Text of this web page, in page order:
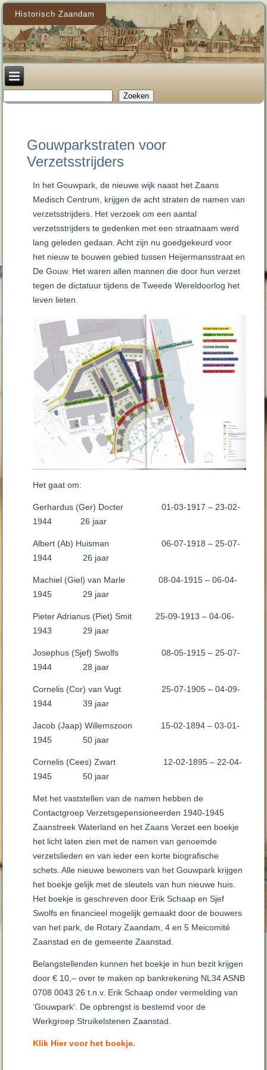
Historisch Zaandam
Zoeken
Gouwparkstraten voor
Verzetsstrijders
In het Gouwpark, de nieuwe wijk naast het Zaans
Medisch Centrum, krijgen de acht straten de namen van
verzetsstrijders. Het verzoek om een aantal
verzetsstrijders te gedenken met een straatnaam werd
lang geleden gedaan. Acht zijn nu goedgekeurd voor
het nieuw te bouwen gebied tussen Heijermansstraat en
De Gouw. Het waren allen mannen die door hun verzet
tegen de dictatuur tijdens de Tweede Wereldoorlog het
leven lieten.
Het gaat om:
Gerhardus (Ger) Docter 01-03-1917 – 23-02-
1944 26 jaar
Albert (Ab) Huisman 06-07-1918 – 25-07-
1944 26 jaar
Machiel (Giel) van Marle 08-04-1915 – 06-04-
1945 29 jaar
Pieter Adrianus (Piet) Smit 25-09-1913 – 04-06-
1943 29 jaar
Josephus (Sjef) Swolfs 08-05-1915 – 25-07-
1944 28 jaar
Cornelis (Cor) van Vugt 25-07-1905 – 04-09-
1944 39 jaar
Jacob (Jaap) Willemszoon 15-02-1894 – 03-01-
1945 50 jaar
Cornelis (Cees) Zwart 12-02-1895 – 22-04-
1945 50 jaar
Met het vaststellen van de namen hebben de
Contactgroep Verzetsgepensioneerden 1940-1945
Zaanstreek Waterland en het Zaans Verzet een boekje
het licht laten zien met de namen van genoemde
verzetslieden en van ieder een korte biografische
schets. Alle nieuwe bewoners van het Gouwpark krijgen
het boekje gelijk met de sleutels van hun nieuwe huis.
Het boekje is geschreven door Erik Schaap en Sjef
Swolfs en financieel mogelijk gemaakt door de bouwers
van het park, de Rotary Zaandam, 4 en 5 Meicomité
Zaanstad en de gemeente Zaanstad.
Belangstellenden kunnen het boekje in hun bezit krijgen
door € 10,– over te maken op bankrekening NL34 ASNB
0708 0043 26 t.n.v. Erik Schaap onder vermelding van
‘Gouwpark’. De opbrengst is bestemd voor de
Werkgroep Struikelstenen Zaanstad.
Klik Hier voor het boekje.